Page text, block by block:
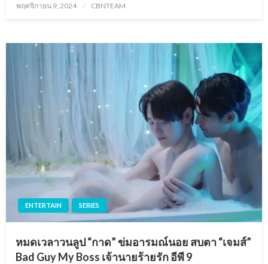
Posted
พฤศจิกายน 9, 2024 CBNTEAM
ENTERTAIN SERIES
หมดเวลาวนลูป “กาด” ข่มอารมณ์นอย สบตา “เจมส์”
Bad Guy My Boss เจ้านายร้ายรัก อีพี 9